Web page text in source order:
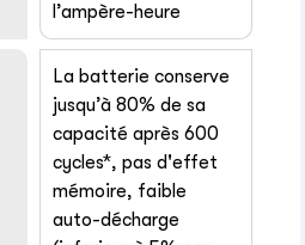
l’ampère-heure
La batterie conserve
jusqu’à 80% de sa
capacité après 600
cycles*, pas d'effet
mémoire, faible
auto-décharge